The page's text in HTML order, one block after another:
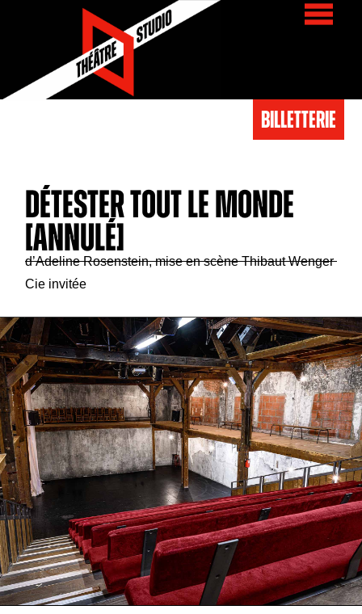
BIlletterie
DÉTESTER TOUT LE MONDE
[ANNULÉ]
d’Adeline Rosenstein, mise en scène Thibaut Wenger
Cie invitée